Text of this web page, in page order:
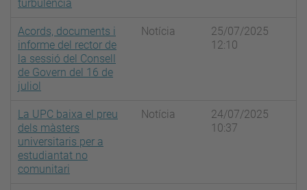
turbulència
Acords, documents i
informe del rector de
la sessió del Consell
de Govern del 16 de
juliol
Notícia
25/07/2025
12:10
La UPC baixa el preu
dels màsters
universitaris per a
estudiantat no
comunitari
Notícia
24/07/2025
10:37